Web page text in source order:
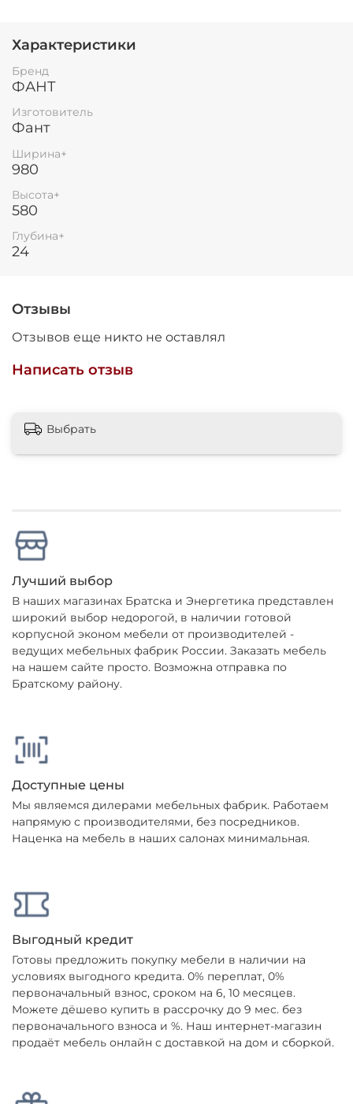
Характеристики
Бренд
ФАНТ
Изготовитель
Фант
Ширина+
980
Высота+
580
Глубина+
24
Отзывы
Отзывов еще никто не оставлял
Написать отзыв
Выбрать
Лучший выбор
В наших магазинах Братска и Энергетика представлен
широкий выбор недорогой, в наличии готовой
корпусной эконом мебели от производителей -
ведущих мебельных фабрик России. Заказать мебель
на нашем сайте просто. Возможна отправка по
Братскому району.
Доступные цены
Мы являемся дилерами мебельных фабрик. Работаем
напрямую с производителями, без посредников.
Наценка на мебель в наших салонах минимальная.
Выгодный кредит
Готовы предложить покупку мебели в наличии на
условиях выгодного кредита. 0% переплат, 0%
первоначальный взнос, сроком на 6, 10 месяцев.
Можете дёшево купить в рассрочку до 9 мес. без
первоначального взноса и %. Наш интернет-магазин
продаёт мебель онлайн с доставкой на дом и сборкой.